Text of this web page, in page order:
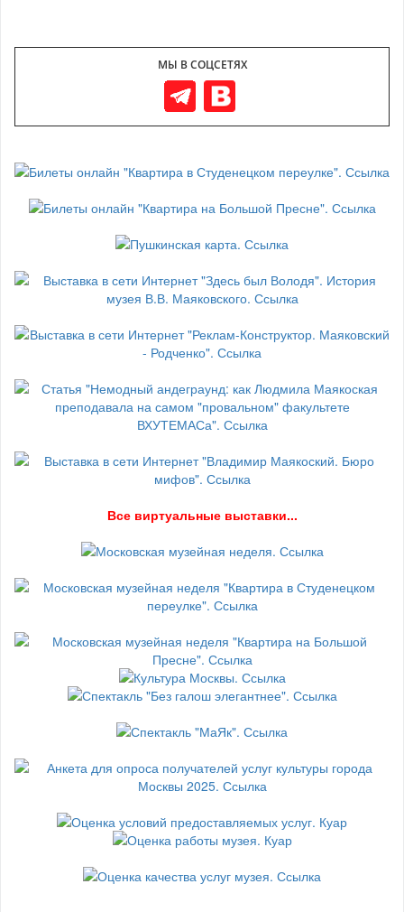
МЫ В СОЦСЕТЯХ
Все виртуальные выставки...